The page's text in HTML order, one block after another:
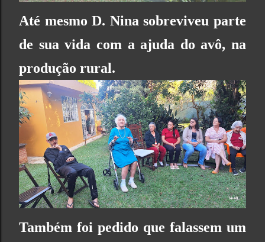
Até mesmo D. Nina sobreviveu parte
de sua vida com a ajuda do avô, na
produção rural.
Também foi pedido que falassem um